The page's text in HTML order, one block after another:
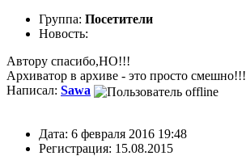
Группа: Посетители
Новость:
Автору спасибо,НО!!!
Архиватор в архиве - это просто смешно!!!
Написал: Sawa
Дата: 6 февраля 2016 19:48
Регистрация: 15.08.2015